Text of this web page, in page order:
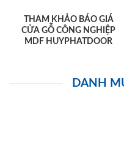
THAM KHẢO BÁO GIÁ
CỬA GỖ CÔNG NGHIỆP
MDF HUYPHATDOOR
DANH